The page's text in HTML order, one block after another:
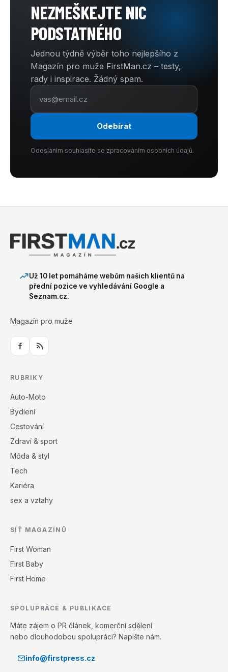
NEZMEŠKEJTE NIC
PODSTATNÉHO
Jednou týdně výběr toho nejlepšího z
Magazín pro muže FirstMan.cz – testy,
rady i inspirace. Žádný spam.
Odebírat
Odesláním souhlasíte se zpracováním osobních údajů.
Už 10 let pomáháme webům našich klientů na
přední pozice ve vyhledávání Google a
Seznam.cz.
Magazín pro muže
RUBRIKY
Auto-Moto
Bydlení
Cestování
Zdraví & sport
Móda & styl
Tech
Kariéra
sex a vztahy
SÍŤ MAGAZÍNŮ
First Woman
First Baby
First Home
SPOLUPRÁCE & PUBLIKACE
Máte zájem o PR článek, komerční sdělení
nebo dlouhodobou spolupráci? Napište nám.
info@firstpress.cz